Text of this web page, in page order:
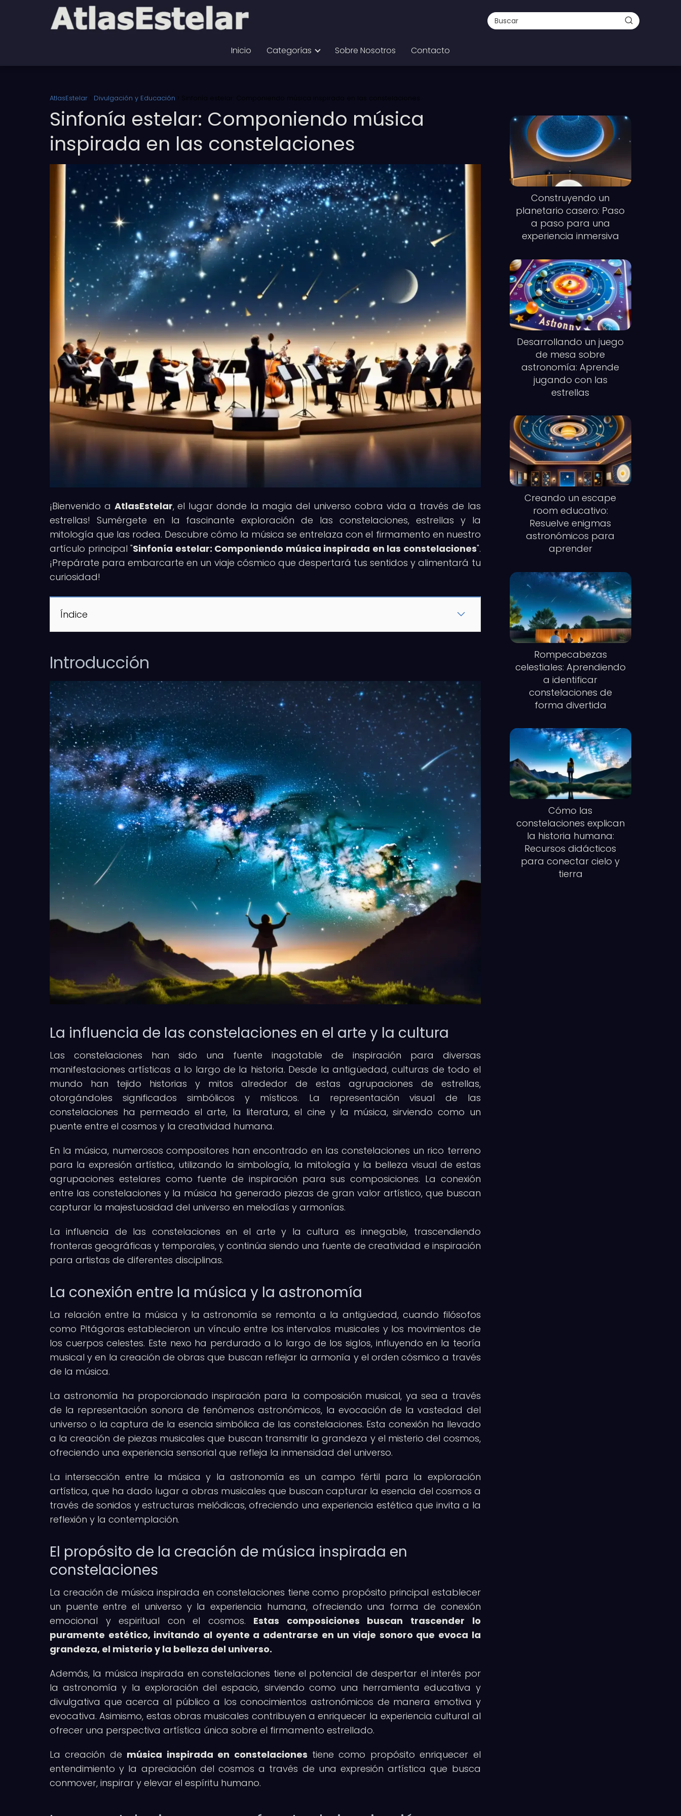
Inicio Categorías Sobre Nosotros Contacto
AtlasEstelar Divulgación y Educación Sinfonía estelar: Componiendo música inspirada en las constelaciones
Sinfonía estelar: Componiendo música
inspirada en las constelaciones
¡Bienvenido a AtlasEstelar, el lugar donde la magia del universo cobra vida a través de las
estrellas! Sumérgete en la fascinante exploración de las constelaciones, estrellas y la
mitología que las rodea. Descubre cómo la música se entrelaza con el firmamento en nuestro
artículo principal "Sinfonía estelar: Componiendo música inspirada en las constelaciones".
¡Prepárate para embarcarte en un viaje cósmico que despertará tus sentidos y alimentará tu
curiosidad!
Índice
Introducción
La influencia de las constelaciones en el arte y la cultura
Las constelaciones han sido una fuente inagotable de inspiración para diversas
manifestaciones artísticas a lo largo de la historia. Desde la antigüedad, culturas de todo el
mundo han tejido historias y mitos alrededor de estas agrupaciones de estrellas,
otorgándoles significados simbólicos y místicos. La representación visual de las
constelaciones ha permeado el arte, la literatura, el cine y la música, sirviendo como un
puente entre el cosmos y la creatividad humana.
En la música, numerosos compositores han encontrado en las constelaciones un rico terreno
para la expresión artística, utilizando la simbología, la mitología y la belleza visual de estas
agrupaciones estelares como fuente de inspiración para sus composiciones. La conexión
entre las constelaciones y la música ha generado piezas de gran valor artístico, que buscan
capturar la majestuosidad del universo en melodías y armonías.
La influencia de las constelaciones en el arte y la cultura es innegable, trascendiendo
fronteras geográficas y temporales, y continúa siendo una fuente de creatividad e inspiración
para artistas de diferentes disciplinas.
La conexión entre la música y la astronomía
La relación entre la música y la astronomía se remonta a la antigüedad, cuando filósofos
como Pitágoras establecieron un vínculo entre los intervalos musicales y los movimientos de
los cuerpos celestes. Este nexo ha perdurado a lo largo de los siglos, influyendo en la teoría
musical y en la creación de obras que buscan reflejar la armonía y el orden cósmico a través
de la música.
La astronomía ha proporcionado inspiración para la composición musical, ya sea a través
de la representación sonora de fenómenos astronómicos, la evocación de la vastedad del
universo o la captura de la esencia simbólica de las constelaciones. Esta conexión ha llevado
a la creación de piezas musicales que buscan transmitir la grandeza y el misterio del cosmos,
ofreciendo una experiencia sensorial que refleja la inmensidad del universo.
La intersección entre la música y la astronomía es un campo fértil para la exploración
artística, que ha dado lugar a obras musicales que buscan capturar la esencia del cosmos a
través de sonidos y estructuras melódicas, ofreciendo una experiencia estética que invita a la
reflexión y la contemplación.
El propósito de la creación de música inspirada en
constelaciones
La creación de música inspirada en constelaciones tiene como propósito principal establecer
un puente entre el universo y la experiencia humana, ofreciendo una forma de conexión
emocional y espiritual con el cosmos. Estas composiciones buscan trascender lo
puramente estético, invitando al oyente a adentrarse en un viaje sonoro que evoca la
grandeza, el misterio y la belleza del universo.
Además, la música inspirada en constelaciones tiene el potencial de despertar el interés por
la astronomía y la exploración del espacio, sirviendo como una herramienta educativa y
divulgativa que acerca al público a los conocimientos astronómicos de manera emotiva y
evocativa. Asimismo, estas obras musicales contribuyen a enriquecer la experiencia cultural al
ofrecer una perspectiva artística única sobre el firmamento estrellado.
La creación de música inspirada en constelaciones tiene como propósito enriquecer el
entendimiento y la apreciación del cosmos a través de una expresión artística que busca
conmover, inspirar y elevar el espíritu humano.
Construyendo un
planetario casero: Paso
a paso para una
experiencia inmersiva
Desarrollando un juego
de mesa sobre
astronomía: Aprende
jugando con las
estrellas
Creando un escape
room educativo:
Resuelve enigmas
astronómicos para
aprender
Rompecabezas
celestiales: Aprendiendo
a identificar
constelaciones de
forma divertida
Cómo las
constelaciones explican
la historia humana:
Recursos didácticos
para conectar cielo y
tierra